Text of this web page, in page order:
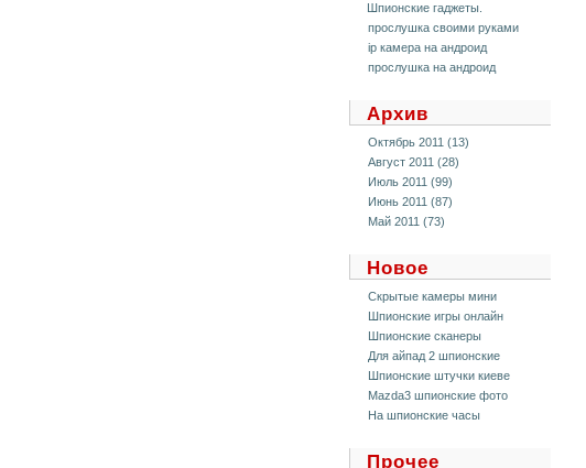
Шпионские гаджеты.
прослушка своими руками
ip камера на андроид
прослушка на андроид
Архив
Октябрь 2011 (13)
Август 2011 (28)
Июль 2011 (99)
Июнь 2011 (87)
Май 2011 (73)
Новое
Скрытые камеры мини
Шпионские игры онлайн
Шпионские сканеры
Для айпад 2 шпионские
Шпионские штучки киеве
Mazda3 шпионские фото
На шпионские часы
Прочее